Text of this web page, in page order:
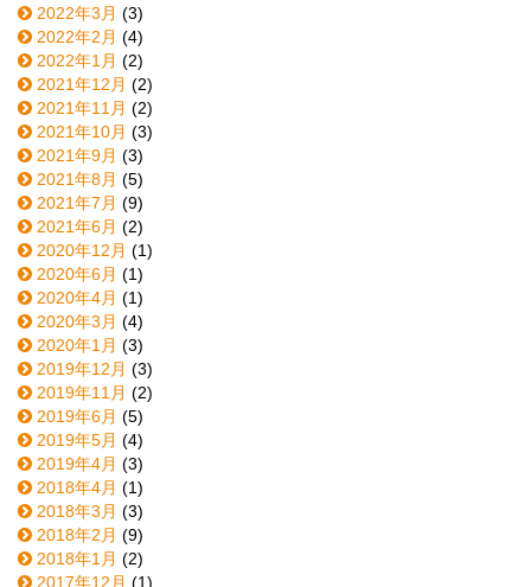
2022年3月 (3)
2022年2月 (4)
2022年1月 (2)
2021年12月 (2)
2021年11月 (2)
2021年10月 (3)
2021年9月 (3)
2021年8月 (5)
2021年7月 (9)
2021年6月 (2)
2020年12月 (1)
2020年6月 (1)
2020年4月 (1)
2020年3月 (4)
2020年1月 (3)
2019年12月 (3)
2019年11月 (2)
2019年6月 (5)
2019年5月 (4)
2019年4月 (3)
2018年4月 (1)
2018年3月 (3)
2018年2月 (9)
2018年1月 (2)
2017年12月 (1)